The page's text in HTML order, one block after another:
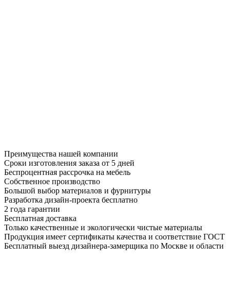
Преимущества нашей компании
Сроки изготовления заказа от 5 дней
Беспроцентная рассрочка на мебель
Собственное производство
Большой выбор материалов и фурнитуры
Разработка дизайн-проекта бесплатно
2 года гарантии
Бесплатная доставка
Только качественные и экологически чистые материалы
Продукция имеет сертификаты качества и соответствие ГОСТ
Бесплатный выезд дизайнера-замерщика по Москве и области